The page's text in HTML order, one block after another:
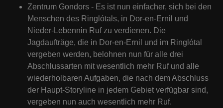
Zentrum Gondors - Es ist nun einfacher, sich bei den
Menschen des Ringlótals, in Dor-en-Ernil und
Nieder-Lebennin Ruf zu verdienen. Die
Jagdaufträge, die in Dor-en-Ernil und im Ringlótal
vergeben werden, belohnen nun für alle drei
Abschlussarten mit wesentlich mehr Ruf und alle
wiederholbaren Aufgaben, die nach dem Abschluss
der Haupt-Storyline in jedem Gebiet verfügbar sind,
vergeben nun auch wesentlich mehr Ruf.